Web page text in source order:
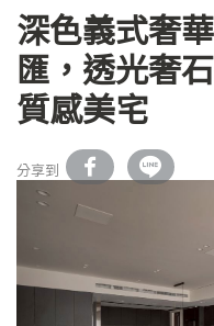
深色義式奢
匯，透光奢
質感美宅
分享到